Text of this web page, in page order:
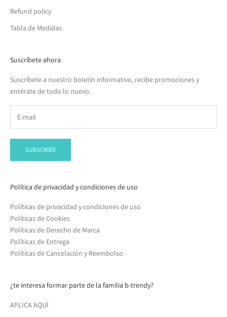
Refund policy
Tabla de Medidas
Suscríbete ahora
Suscríbete a nuestro boletín informativo, recibe promociones y
entérate de todo lo nuevo.
SUBSCRIBE
Política de privacidad y condiciones de uso
Políticas de privacidad y condiciones de uso
Políticas de Cookies
Políticas de Derecho de Marca
Políticas de Entrega
Políticas de Cancelación y Reembolso
¿te interesa formar parte de la familia b-trendy?
APLICA AQUÍ